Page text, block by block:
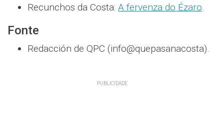
Recunchos da Costa: A fervenza do Ézaro.
Fonte
Redacción de QPC (info@quepasanacosta).